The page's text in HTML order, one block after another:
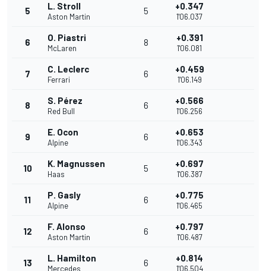
5 L. Stroll
Aston Martin
5 +0.347
1'06.037
6 O. Piastri
McLaren
8 +0.391
1'06.081
7 C. Leclerc
Ferrari
6 +0.459
1'06.149
8 S. Pérez
Red Bull
6 +0.566
1'06.256
9 E. Ocon
Alpine
6 +0.653
1'06.343
10 K. Magnussen
Haas
5 +0.697
1'06.387
11 P. Gasly
Alpine
6 +0.775
1'06.465
12 F. Alonso
Aston Martin
6 +0.797
1'06.487
13 L. Hamilton
Mercedes
6 +0.814
1'06.504